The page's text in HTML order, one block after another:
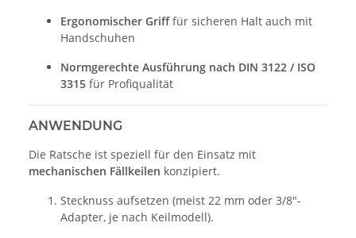
Ergonomischer Grifffür sicheren Halt auch mit
Handschuhen
Normgerechte Ausführung nach DIN 3122 / ISO
3315 für Profiqualität
ANWENDUNG
Die Ratsche ist speziell für den Einsatz mit
mechanischen Fällkeilen konzipiert.
Stecknuss aufsetzen (meist 22 mm oder 3/8"-
Adapter, je nach Keilmodell).